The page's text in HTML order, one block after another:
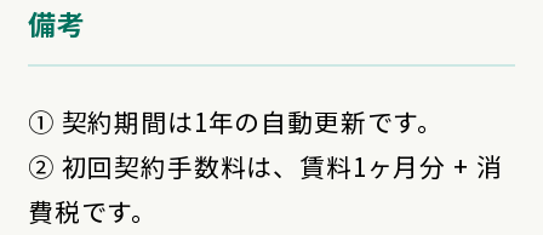
備考
① 契約期間は1年の自動更新です。
② 初回契約手数料は、賃料1ヶ月分 + 消
費税です。